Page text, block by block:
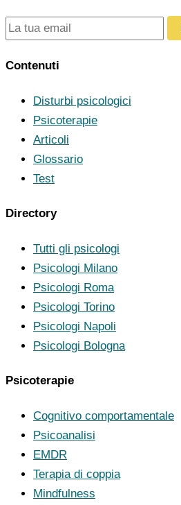
Contenuti
Disturbi psicologici
Psicoterapie
Articoli
Glossario
Test
Directory
Tutti gli psicologi
Psicologi Milano
Psicologi Roma
Psicologi Torino
Psicologi Napoli
Psicologi Bologna
Psicoterapie
Cognitivo comportamentale
Psicoanalisi
EMDR
Terapia di coppia
Mindfulness